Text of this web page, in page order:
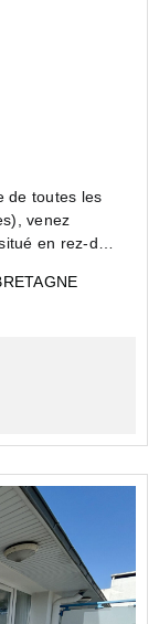
de toutes les
venez
en rez-de-